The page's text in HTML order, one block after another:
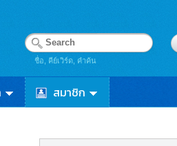
ชื่อ, คีย์เวิร์ด, คำค้น
สมาชิก